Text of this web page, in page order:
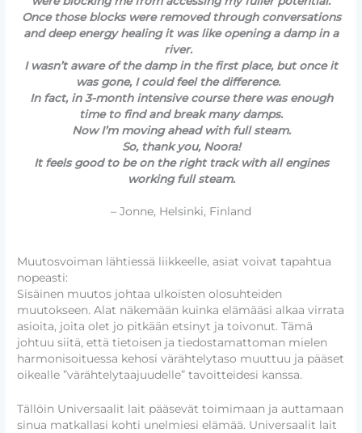
Once those blocks were removed through conversations
and deep energy healing it was like opening a damp in a
river.
I wasn’t aware of the damp in the first place, but once it
was gone, I could feel the difference.
In fact, in 3-month intensive course there was enough
time to find and break many damps.
Now I’m moving ahead with full steam.
So, thank you, Noora!
It feels good to be on the right track with all engines
working full steam.
– Jonne, Helsinki, Finland
Muutosvoiman lähtiessä liikkeelle, asiat voivat tapahtua
nopeasti:
Sisäinen muutos johtaa ulkoisten olosuhteiden
muutokseen. Alat näkemään kuinka elämääsi alkaa virrata
asioita, joita olet jo pitkään etsinyt ja toivonut. Tämä
johtuu siitä, että tietoisen ja tiedostamattoman mielen
harmonisoituessa kehosi värähtelytaso muuttuu ja pääset
oikealle ”värähtelytaajuudelle” tavoitteidesi kanssa.
Tällöin Universaalit lait pääsevät toimimaan ja auttamaan
sinua matkallasi kohti unelmiesi elämää. Universaalit lait